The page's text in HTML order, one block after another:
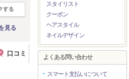
する
見る
口コミ
スタイリスト
クーポン
ヘアスタイル
ネイルデザイン
よくある問い合わせ
スマート支払いについて